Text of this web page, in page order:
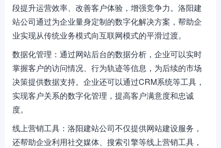
段提升运营效率、改善客户体验，增强竞争力。洛阳建
站公司通过为企业量身定制的数字化解决方案，帮助企
业实现从传统业务模式向互联网模式的平滑过渡。
数据化管理：通过网站后台的数据分析，企业可以实时
掌握客户的访问情况、行为轨迹等信息，为后续的市场
决策提供数据支持。企业还可以通过CRM系统等工具，
实现客户关系的数字化管理，提高客户满意度和忠诚
度。
线上营销工具：洛阳建站公司不仅提供网站建设服务，
还帮助企业利用社交媒体、搜索引擎等线上营销工具，